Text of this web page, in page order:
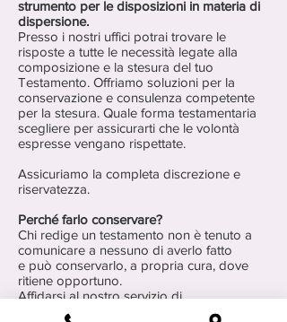
strumento per le disposizioni in materia di
dispersione.
Presso i nostri uffici potrai trovare le
risposte a tutte le necessità legate alla
composizione e la stesura del tuo
Testamento. Offriamo soluzioni per la
conservazione e consulenza competente
per la stesura. Quale forma testamentaria
scegliere per assicurarti che le volontà
espresse vengano rispettate.
Assicuriamo la completa discrezione e
riservatezza.
Perché farlo conservare?
Chi redige un testamento non è tenuto a
comunicare a nessuno di averlo fatto
e può conservarlo, a propria cura, dove
ritiene opportuno.
Affidarsi al nostro servizio di
conservazione del testamento offre una